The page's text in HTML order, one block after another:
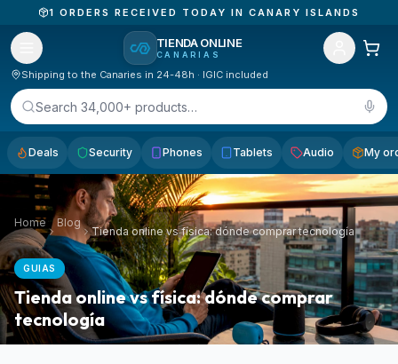
1 ORDERS RECEIVED TODAY IN CANARY ISLANDS
TIENDA ONLINE
CANARIAS
Shipping to the Canaries in 24-48h · IGIC included
Search 34,000+ products…
Deals Security Phones Tablets Audio My
Home Blog
Tienda online vs física: dónde comprar tecnología
GUIAS
Tienda online vs física: dónde comprar
tecnología